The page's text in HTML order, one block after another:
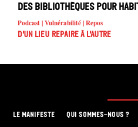
Des bibliothèques pour
Podcast | Vulnérabilité | Repos
D'un lieu repaire à l'autre
LE MANIFESTE QUI SOMMES-NOUS ?